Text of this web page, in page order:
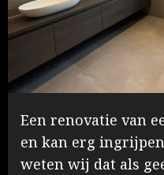
Een renovatie van
en kan erg
weten wij dat als